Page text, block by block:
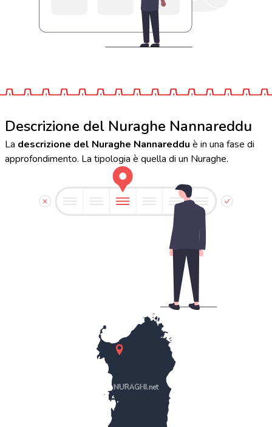
Descrizione del Nuraghe Nannareddu
La descrizione del Nuraghe Nannareddu è in una fase di
approfondimento. La tipologia è quella di un Nuraghe.
NURAGHI.net